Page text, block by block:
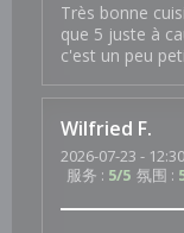
Très bonne
que 5 juste à
c'est un peu
Wilfried F
2026-07-23 -
服务 : 5/5 氛围 :